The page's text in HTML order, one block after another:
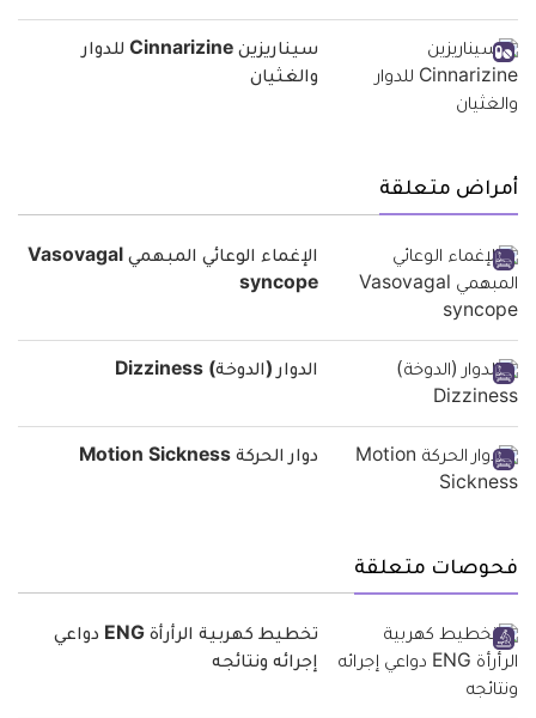
سيناريزين Cinnarizine للدوار
والغثيان
أمراض متعلقة
الإغماء الوعائي المبهمي Vasovagal
syncope
الدوار (الدوخة) Dizziness
دوار الحركة Motion Sickness
فحوصات متعلقة
تخطيط كهربية الرأرأة ENG دواعي
إجرائه ونتائجه